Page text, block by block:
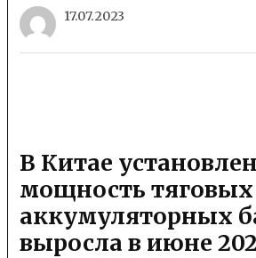
17.07.2023
В Китае
мощность тяговых
аккумуляторных
выросла в июне